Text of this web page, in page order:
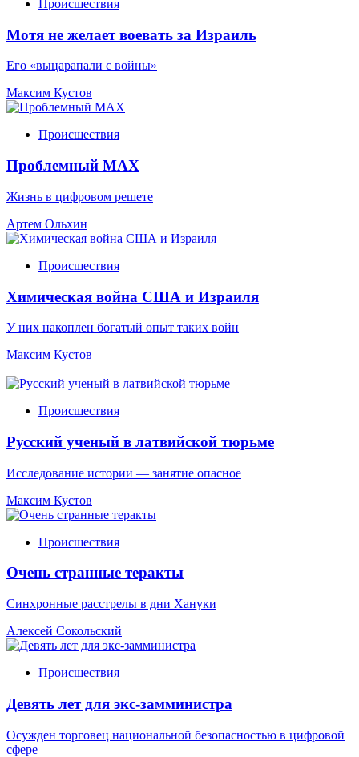
Происшествия
Мотя не желает воевать за Израиль
Его «выцарапали с войны»
Максим Кустов
Происшествия
Проблемный МАХ
Жизнь в цифровом решете
Артем Ольхин
Происшествия
Химическая война США и Израиля
У них накоплен богатый опыт таких войн
Максим Кустов
Происшествия
Русский ученый в латвийской тюрьме
Исследование истории — занятие опасное
Максим Кустов
Происшествия
Очень странные теракты
Синхронные расстрелы в дни Хануки
Алексей Сокольский
Происшествия
Девять лет для экс-замминистра
Осужден торговец национальной безопасностью в цифровой
сфере